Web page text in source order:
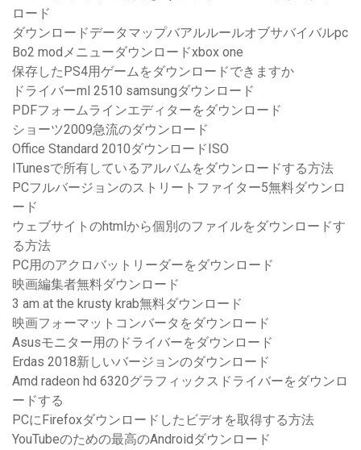
ロード
ダウンロードデータマップバアルルールオブサバイバルpc
Bo2 modメニューダウンロードxbox one
保存したPS4用ゲームをダウンロードできますか
ドライバーml 2510 samsungダウンロード
PDFフォームラインエディターをダウンロード
ショーツ2009急流のダウンロード
Office Standard 2010ダウンロードISO
ITunesで所有しているアルバムをダウンロードする方法
PCフルバージョンのストリートファイター5無料ダウンロ
ード
ウェブサイトのhtmlから個別のファイルをダウンロードす
る方法
PC用のアクロバットリーダーをダウンロード
映画編集者無料ダウンロード
3 am at the krusty krab無料ダウンロード
映画フォーマットコンバータをダウンロード
Asusモニター用のドライバーをダウンロード
Erdas 2018新しいバージョンのダウンロード
Amd radeon hd 6320グラフィックスドライバーをダウンロ
ードする
PCにFirefoxダウンロードしたビデオを取得する方法
YouTubeのための最高のAndroidダウンロード